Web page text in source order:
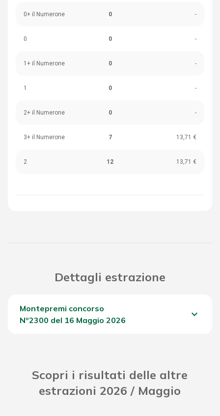
0+ il Numerone 0 -
0 0 -
1+ il Numerone 0 -
1 0 -
2+ il Numerone 0 -
3+ il Numerone 7 13,71 €
2 12 13,71 €
Dettagli estrazione
Montepremi concorso
Nº2300 del 16 Maggio 2026
keyboard_arrow_down
Scopri i risultati delle altre
estrazioni 2026 / Maggio